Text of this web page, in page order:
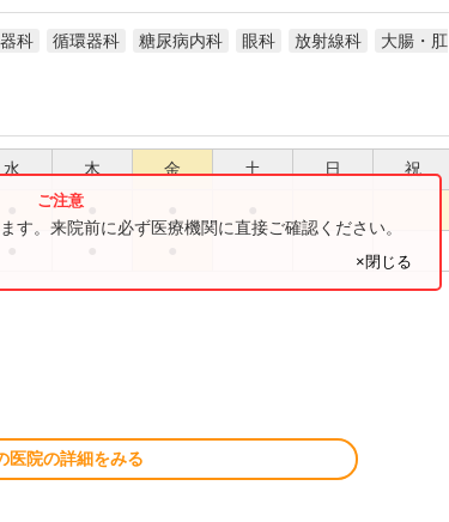
科 循環器科 糖尿病内科 眼科 放射線科
大腸・肛
水 木 金 土 日 祝
す。来院前に必ず医療機関に直接ご確認ください。
×閉じる
医院の詳細をみる